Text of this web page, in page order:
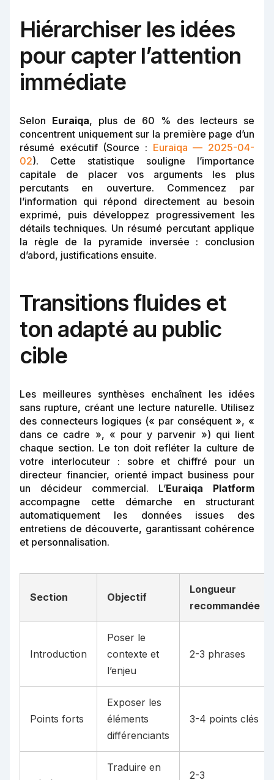
Hiérarchiser les idées
pour capter l’attention
immédiate
Selon Euraiqa, plus de 60 % des lecteurs se
concentrent uniquement sur la première page d’un
résumé exécutif (Source : Euraiqa — 2025-04-
02). Cette statistique souligne l’importance
capitale de placer vos arguments les plus
percutants en ouverture. Commencez par
l’information qui répond directement au besoin
exprimé, puis développez progressivement les
détails techniques. Un résumé percutant applique
la règle de la pyramide inversée : conclusion
d’abord, justifications ensuite.
Transitions fluides et
ton adapté au public
cible
Les meilleures synthèses enchaînent les idées
sans rupture, créant une lecture naturelle. Utilisez
des connecteurs logiques (« par conséquent », «
dans ce cadre », « pour y parvenir ») qui lient
chaque section. Le ton doit refléter la culture de
votre interlocuteur : sobre et chiffré pour un
directeur financier, orienté impact business pour
un décideur commercial. L’Euraiqa Platform
accompagne cette démarche en structurant
automatiquement les données issues des
entretiens de découverte, garantissant cohérence
et personnalisation.
Section Objectif
Longueur
recommandée
Introduction
Poser le
contexte et
l’enjeu
2-3 phrases
Points forts
Exposer les
éléments
différenciants
3-4 points clés
Traduire en
2-3